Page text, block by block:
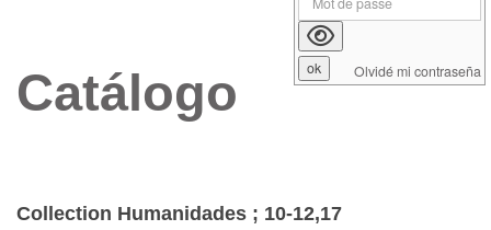
Catálogo
Collection Humanidades ; 10-12,17
Olvidé mi contraseña